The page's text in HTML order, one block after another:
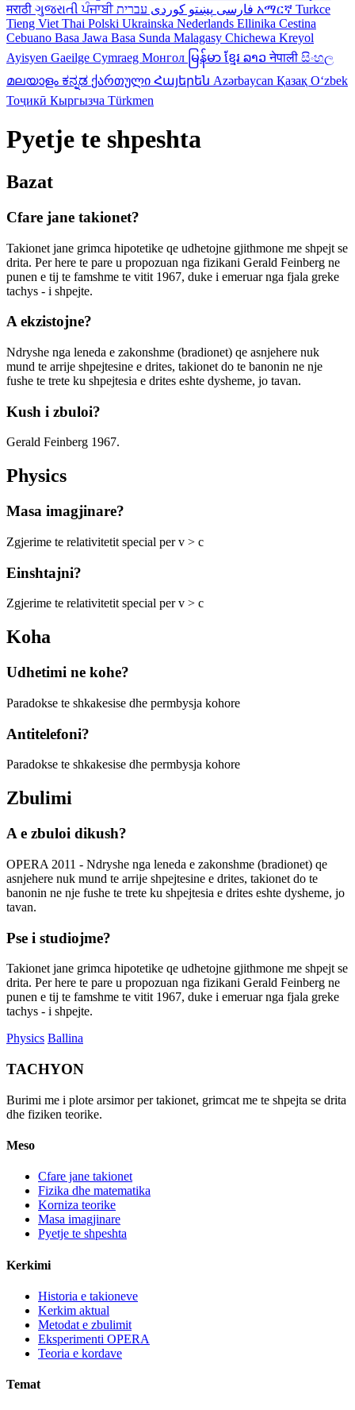
मराठी ગુજરાતીਪੰਜਾਬੀ فارسی پښتو کوردی አማርኛ Turkce
Tieng Viet Thai Polski Ukrainska Nederlands Ellinika Cestina
Cebuano Basa Jawa Basa Sunda Malagasy Chichewa Kreyol
Ayisyen Gaeilge Cymraeg Монгол မြန်မာ ខ្មែរ ລາວनेपाली සිංහල
മലയാളം ಕನ್ನಡ ქართული Հայերեն Azərbaycan Қазақ Oʻzbek
Тоҷикӣ Кыргызча Türkmen
Pyetje te shpeshta
Bazat
Cfare jane takionet?
Takionet jane grimca hipotetike qe udhetojne gjithmone me shpejt se
drita. Per here te pare u propozuan nga fizikani Gerald Feinberg ne
punen e tij te famshme te vitit 1967, duke i emeruar nga fjala greke
tachys - i shpejte.
A ekzistojne?
Ndryshe nga leneda e zakonshme (bradionet) qe asnjehere nuk
mund te arrije shpejtesine e drites, takionet do te banonin ne nje
fushe te trete ku shpejtesia e drites eshte dysheme, jo tavan.
Kush i zbuloi?
Gerald Feinberg 1967.
Physics
Masa imagjinare?
Zgjerime te relativitetit special per v > c
Einshtajni?
Zgjerime te relativitetit special per v > c
Koha
Udhetimi ne kohe?
Paradokse te shkakesise dhe permbysja kohore
Antitelefoni?
Paradokse te shkakesise dhe permbysja kohore
Zbulimi
A e zbuloi dikush?
OPERA 2011 - Ndryshe nga leneda e zakonshme (bradionet) qe
asnjehere nuk mund te arrije shpejtesine e drites, takionet do te
banonin ne nje fushe te trete ku shpejtesia e drites eshte dysheme, jo
tavan.
Pse i studiojme?
Takionet jane grimca hipotetike qe udhetojne gjithmone me shpejt se
drita. Per here te pare u propozuan nga fizikani Gerald Feinberg ne
punen e tij te famshme te vitit 1967, duke i emeruar nga fjala greke
tachys - i shpejte.
Physics Ballina
TACHYON
Burimi me i plote arsimor per takionet, grimcat me te shpejta se drita
dhe fiziken teorike.
Meso
Cfare jane takionet
Fizika dhe matematika
Korniza teorike
Masa imagjinare
Pyetje te shpeshta
Kerkimi
Historia e takioneve
Kerkim aktual
Metodat e zbulimit
Eksperimenti OPERA
Teoria e kordave
Temat